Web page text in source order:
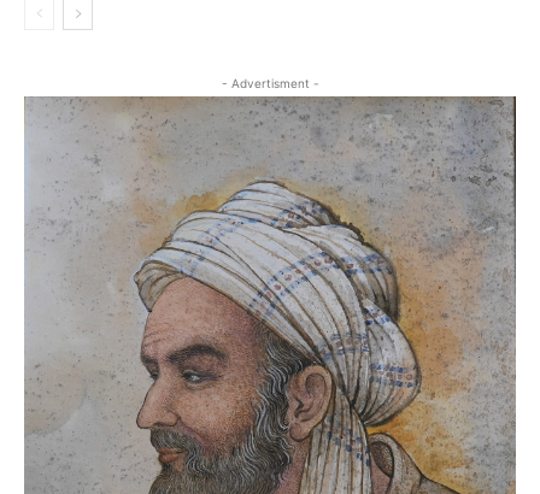
- Advertisment -